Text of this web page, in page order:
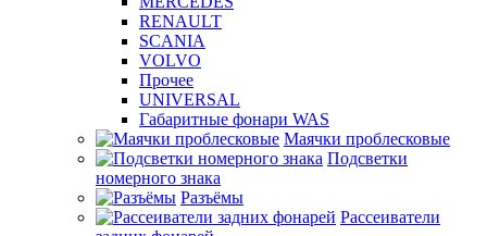
RENAULT
SCANIA
VOLVO
Прочее
UNIVERSAL
Габаритные фонари WAS
Маячки проблесковые
Подсветки
номерного знака
Разъёмы
Рассеиватели